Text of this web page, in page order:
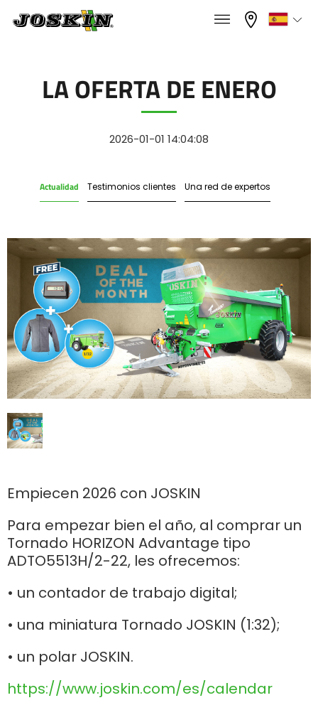
Menu
ENCONTRAR & COMPRAR
MUNDO JOSKIN
FAN SHOP
OFERTAS DE EMPLEO
CONTACTO
MyJOSKIN
×
×
Nederlands
Deutsch
Español
Polski
Descargar el folleto
Dansk
Română
Magyar
LA OFERTA DE ENERO
2026-01-01 14:04:08
Actualidad Testimonios clientes Una red de expertos
Empiecen 2026 con JOSKIN
Para empezar bien el año, al comprar un
Tornado HORIZON Advantage tipo
ADTO5513H/2-22, les ofrecemos:
• un contador de trabajo digital;
• una miniatura Tornado JOSKIN (1:32);
• un polar JOSKIN.
https://www.joskin.com/es/calendar